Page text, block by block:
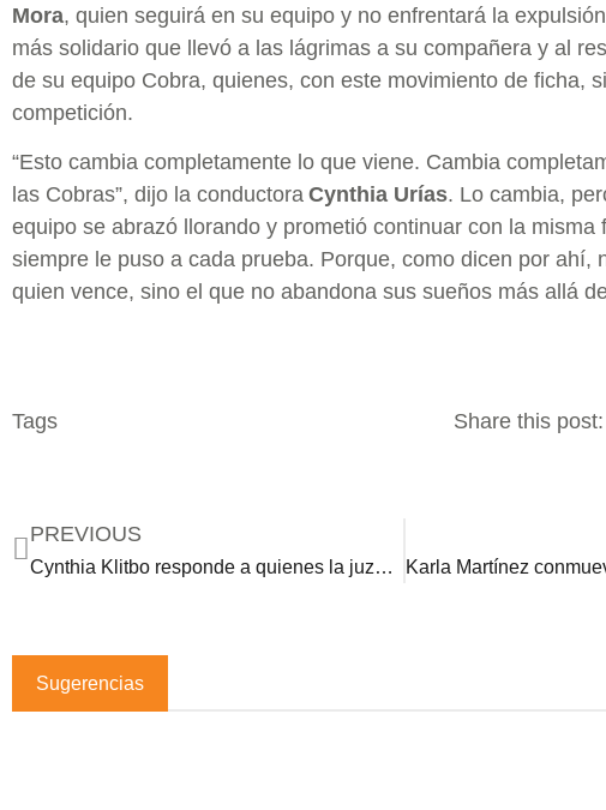
Mora, quien seguirá en su equipo y no enfrentará la
más solidario que llevó a las lágrimas a su compañera y al
de su equipo Cobra, quienes, con este movimiento de ficha,
competición.
“Esto cambia completamente lo que viene. Cambia
las Cobras”, dijo la conductora Cynthia Urías. Lo cambia,
equipo se abrazó llorando y prometió continuar con la misma
siempre le puso a cada prueba. Porque, como dicen por ahí,
quien vence, sino el que no abandona sus sueños más allá
Tags Share this post:
PREVIOUS
Cynthia Klitbo responde a quienes la juzgan por salir con un hombre de 30 años: conoce a su joven pareja
Sugerencias